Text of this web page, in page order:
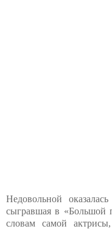
Недовольной
сыгравшая в «Большой
словам самой